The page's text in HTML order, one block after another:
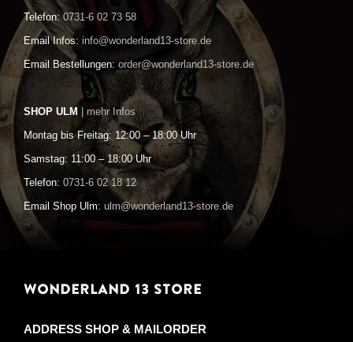
Telefon: 0731-6 02 73 58
Email Infos: info@wonderland13-store.de
Email Bestellungen: order@wonderland13-store.de
SHOP ULM | mehr Infos
Montag bis Freitag: 12:00 – 18:00 Uhr
Samstag: 11:00 – 18:00 Uhr
Telefon: 0731-6 02 18 12
Email Shop Ulm: ulm@wonderland13-store.de
WONDERLAND 13 STORE
ADDRESS SHOP & MAILORDER